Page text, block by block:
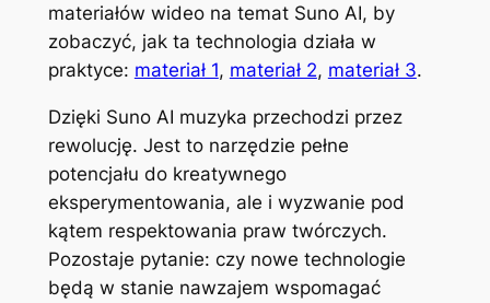
materiałów wideo na temat Suno AI, by
zobaczyć, jak ta technologia działa w
praktyce: materiał 1, materiał 2, materiał 3.
Dzięki Suno AI muzyka przechodzi przez
rewolucję. Jest to narzędzie pełne
potencjału do kreatywnego
eksperymentowania, ale i wyzwanie pod
kątem respektowania praw twórczych.
Pozostaje pytanie: czy nowe technologie
będą w stanie nawzajem wspomagać